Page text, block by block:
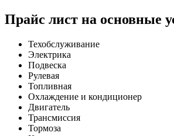
Прайс лист на основные
Техобслуживание
Электрика
Подвеска
Рулевая
Топливная
Охлаждение и кондиционер
Двигатель
Трансмиссия
Тормоза